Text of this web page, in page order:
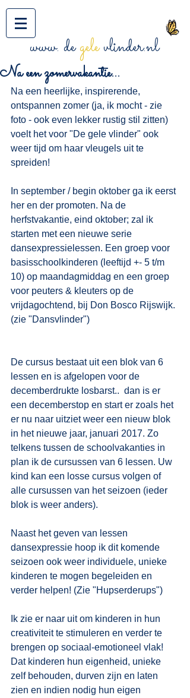
www. degelevlinder.nl
Na een zomervakantie...
Na een heerlijke, inspirerende,
ontspannen zomer (ja, ik mocht - zie
foto - ook even lekker rustig stil zitten)
voelt het voor "De gele vlinder" ook
weer tijd om haar vleugels uit te
spreiden!
In september / begin oktober ga ik eerst
her en der promoten. Na de
herfstvakantie, eind oktober; zal ik
starten met een nieuwe serie
dansexpressielessen. Een groep voor
basisschoolkinderen (leeftijd +- 5 t/m
10) op maandagmiddag en een groep
voor peuters & kleuters op de
vrijdagochtend, bij Don Bosco Rijswijk.
(zie "Dansvlinder")
De cursus bestaat uit een blok van 6
lessen en is afgelopen voor de
decemberdrukte losbarst..  dan is er
een decemberstop en start er zoals het
er nu naar uitziet weer een nieuw blok
in het nieuwe jaar, januari 2017. Zo
telkens tussen de schoolvakanties in
plan ik de cursussen van 6 lessen. Uw
kind kan een losse cursus volgen of
alle cursussen van het seizoen (ieder
blok is weer anders).
Naast het geven van lessen
dansexpressie hoop ik dit komende
seizoen ook weer individuele, unieke
kinderen te mogen begeleiden en
verder helpen! (Zie "Hupserderups")
Ik zie er naar uit om kinderen in hun
creativiteit te stimuleren en verder te
brengen op sociaal-emotioneel vlak!
Dat kinderen hun eigenheid, unieke
zelf behouden, durven zijn en laten
zien en indien nodig hun eigen